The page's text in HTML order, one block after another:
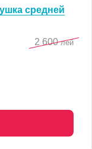
средней
2 600 лей